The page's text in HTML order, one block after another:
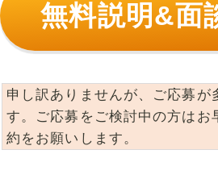
無料説明&面
申し訳ありませんが、ご応募
す。ご応募をご検討中の方はお
約をお願いします。